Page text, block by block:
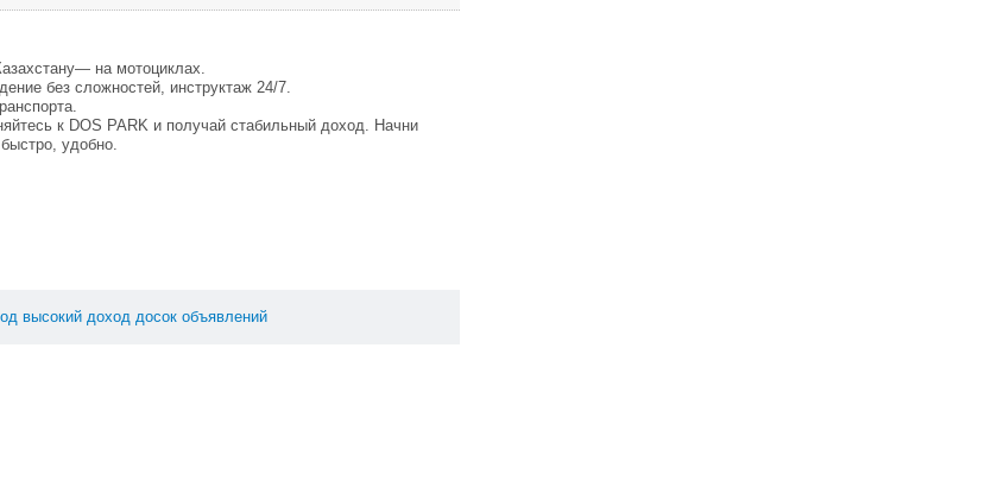
на мотоциклах.
без сложностей, инструктаж 24/7.
к DOS PARK и получай стабильный доход. Начни
удобно.
высокий доход досок объявлений